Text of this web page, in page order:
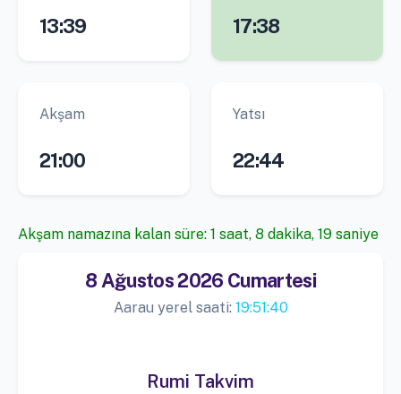
13:39 17:38
Akşam
21:00
Yatsı
22:44
Akşam namazına kalan süre: 1 saat, 8 dakika, 19 saniye
8 Ağustos 2026 Cumartesi
Aarau yerel saati: 19:51:40
Rumi Takvim